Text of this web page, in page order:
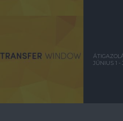
JÚNIUS 1 -